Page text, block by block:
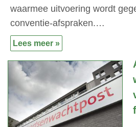
waarmee uitvoering wordt
conventie-afspraken.…
Lees meer »